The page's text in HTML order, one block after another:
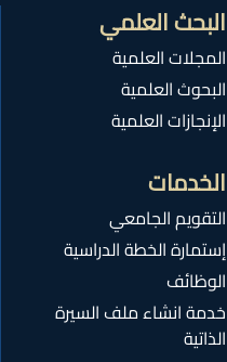
البحث العلمي
المجلات العلمية
البحوث العلمية
الإنجازات العلمية
الخدمات
التقويم الجامعي
إستمارة الخطة الدراسية
الوظائف
خدمة انشاء ملف السيرة
الذاتية